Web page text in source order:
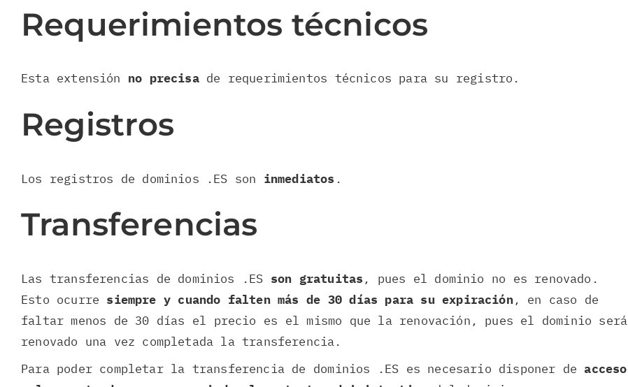
Requerimientos técnicos
Esta extensión no precisade requerimientos técnicos para su registro.
Registros
Los registros de dominios .ES son inmediatos .
Transferencias
Las transferencias de dominios .ES son gratuitas , pues el dominio no es renovado.
Esto ocurre siempre y cuando falten más de 30 días para su expiración, en caso de
faltar menos de 30 días el precio es el mismo que la renovación, pues el dominio será
renovado una vez completada la transferencia.
Para poder completar la transferencia de dominios .ES es necesario disponer de acceso